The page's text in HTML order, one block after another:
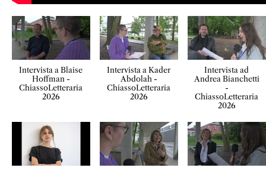
Intervista a Blaise
Hoffman -
ChiassoLetteraria
2026
Intervista a Kader
Abdolah -
ChiassoLetteraria
2026
Intervista ad
Andrea Bianchetti
-
ChiassoLetteraria
2026